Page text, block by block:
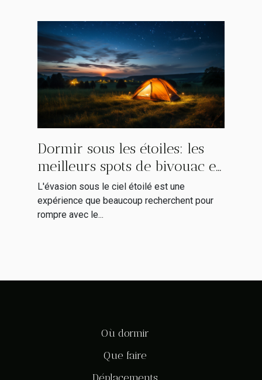
Dormir sous les étoiles: les
meilleurs spots de bivouac en
France
L'évasion sous le ciel étoilé est une
expérience que beaucoup recherchent pour
rompre avec le...
Où dormir
Que faire